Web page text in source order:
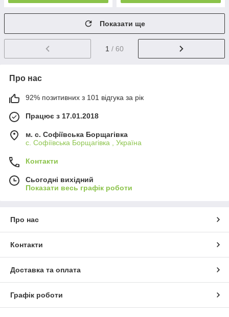
Показати ще
1 / 60
Про нас
92% позитивних з 101 відгука за рік
Працює з 17.01.2018
м. c. Софіївська Борщагівка
c. Софіївська Борщагівка , Україна
Контакти
Сьогодні вихідний
Показати весь графік роботи
Про нас
Контакти
Доставка та оплата
Графік роботи